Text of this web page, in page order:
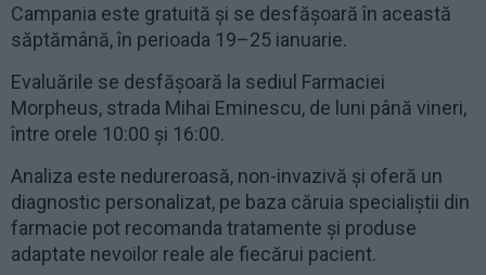
Campania este gratuită și se desfășoară în această
săptămână, în perioada 19–25 ianuarie.
Evaluările se desfășoară la sediul Farmaciei
Morpheus, strada Mihai Eminescu, de luni până vineri,
între orele 10:00 și 16:00.
Analiza este nedureroasă, non-invazivă și oferă un
diagnostic personalizat, pe baza căruia specialiștii din
farmacie pot recomanda tratamente și produse
adaptate nevoilor reale ale fiecărui pacient.